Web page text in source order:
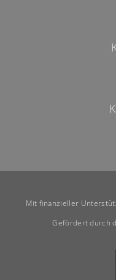
Mit finanzieller
Gefördert durch